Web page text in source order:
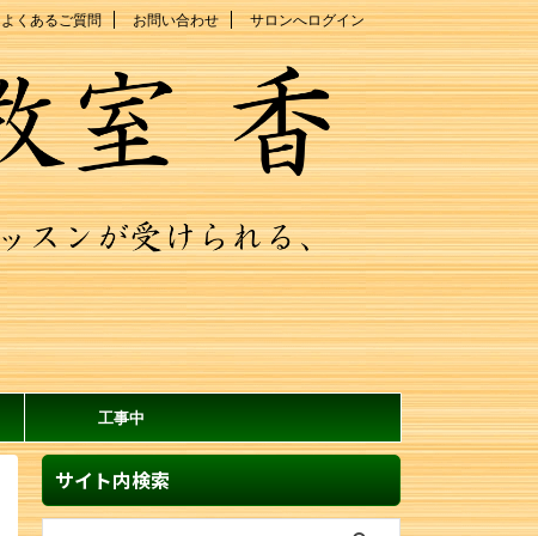
よくあるご質問 お問い合わせ サロンへログイン
工事中
サイト内検索